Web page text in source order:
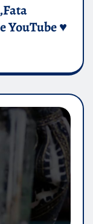
YouTube ♥️